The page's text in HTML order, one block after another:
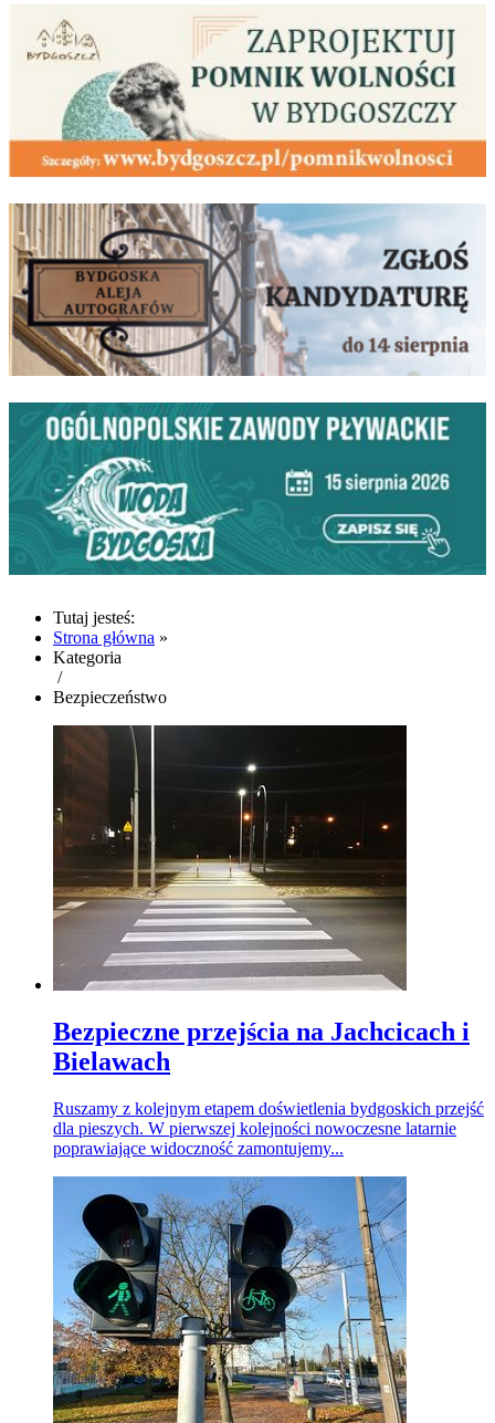
Tutaj jesteś:
Strona główna »
Kategoria
/
Bezpieczeństwo
Bezpieczne przejścia na Jachcicach i
Bielawach
Ruszamy z kolejnym etapem doświetlenia bydgoskich przejść
dla pieszych. W pierwszej kolejności nowoczesne latarnie
poprawiające widoczność zamontujemy...